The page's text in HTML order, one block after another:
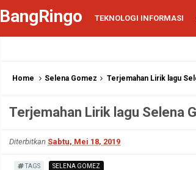
BangRingo TEKNOLOGI INFORMASI
Home Selena Gomez Terjemahan Lirik lagu
Terjemahan Lirik lagu Selena
Diterbitkan Sabtu, Mei 18, 2019
TAGS SELENA GOMEZ